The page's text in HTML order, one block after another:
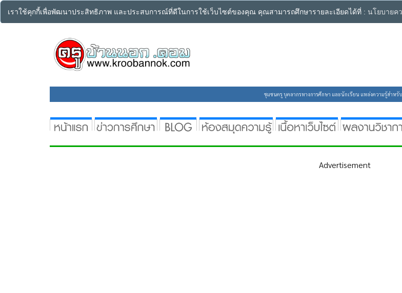
เราใช้คุกกี้เพื่อพัฒนาประสิทธิภาพ และประสบการณ์ที่ดีในการใช้เว็บไซต์ของคุณ คุณสามารถศึกษารายละเอียดได้ที่ : นโยบายค
ชุมชนครู บุคลากรทางการศึกษา และนักเรียน แหล่งความรู้สำห
Advertisement